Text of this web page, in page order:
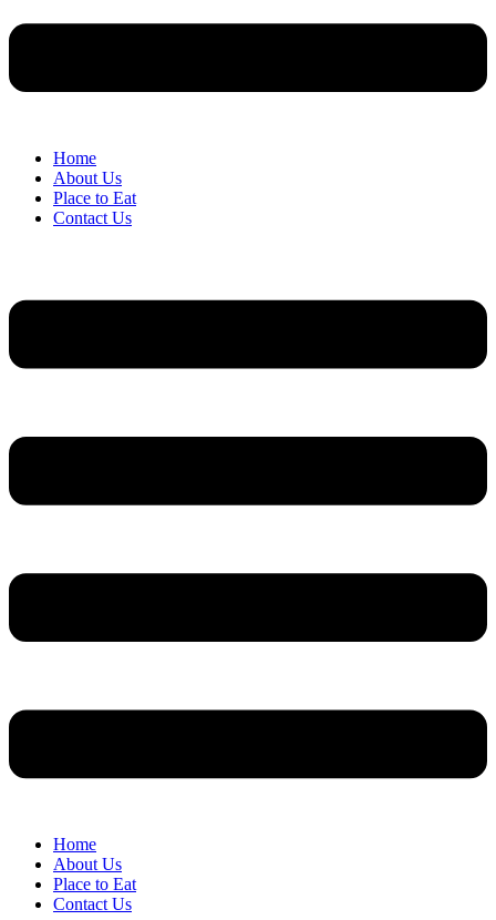
Home
About Us
Place to Eat
Contact Us
Home
About Us
Place to Eat
Contact Us